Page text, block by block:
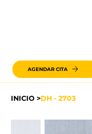
AGENDAR CITA
INICIO >DH - 2703